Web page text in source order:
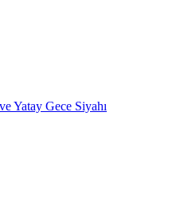
Yatay Gece Siyahı